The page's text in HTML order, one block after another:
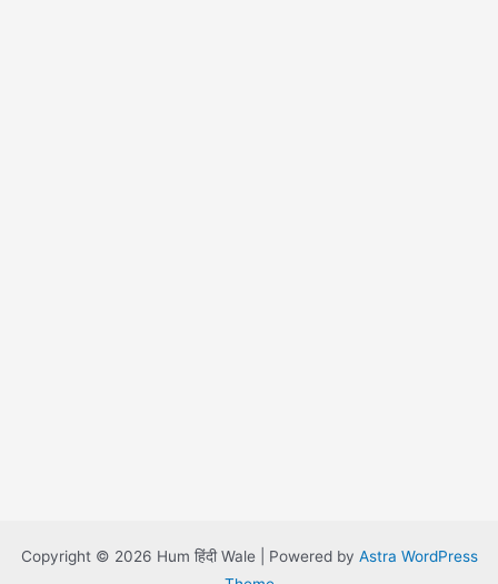
Copyright © 2026 Hum हिंदी Wale | Powered by Astra WordPress